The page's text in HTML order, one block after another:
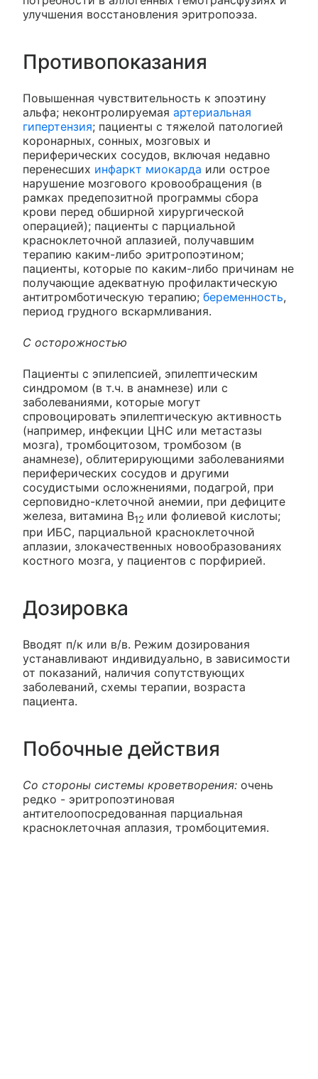
улучшения восстановления эритропоэза.
Противопоказания
Повышенная чувствительность к эпоэтину
альфа; неконтролируемая артериальная
гипертензия; пациенты с тяжелой патологией
коронарных, сонных, мозговых и
периферических сосудов, включая недавно
перенесших инфаркт миокарда или острое
нарушение мозгового кровообращения (в
рамках предепозитной программы сбора
крови перед обширной хирургической
операцией); пациенты с парциальной
красноклеточной аплазией, получавшим
терапию каким-либо эритропоэтином;
пациенты, которые по каким-либо причинам не
получающие адекватную профилактическую
антитромботическую терапию; беременность,
период грудного вскармливания.
С осторожностью
Пациенты с эпилепсией, эпилептическим
синдромом (в т.ч. в анамнезе) или с
заболеваниями, которые могут
спровоцировать эпилептическую активность
(например, инфекции ЦНС или метастазы
мозга), тромбоцитозом, тромбозом (в
анамнезе), облитерирующими заболеваниями
периферических сосудов и другими
сосудистыми осложнениями, подагрой, при
серповидно-клеточной анемии, при дефиците
железа, витамина В12 или фолиевой кислоты;
при ИБС, парциальной красноклеточной
аплазии, злокачественных новообразованиях
костного мозга, у пациентов с порфирией.
Дозировка
Вводят п/к или в/в. Режим дозирования
устанавливают индивидуально, в зависимости
от показаний, наличия сопутствующих
заболеваний, схемы терапии, возраста
пациента.
Побочные действия
Со стороны системы кроветворения: очень
редко - эритропоэтиновая
антителоопосредованная парциальная
красноклеточная аплазия, тромбоцитемия.